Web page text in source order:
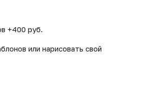
+400 руб.
или нарисовать свой